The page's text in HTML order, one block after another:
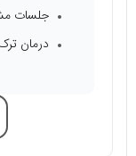
جلسات
درمان